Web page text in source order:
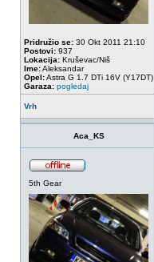
Pridružio se: 30 Okt 2011 21:10
Postovi: 937
Lokacija: Kruševac/Niš
Ime:Aleksandar
Opel:Astra G 1.7 DTi 16V (Y17DT)
Garaza: pogledaj
Vrh
Aca_KS
5th Gear